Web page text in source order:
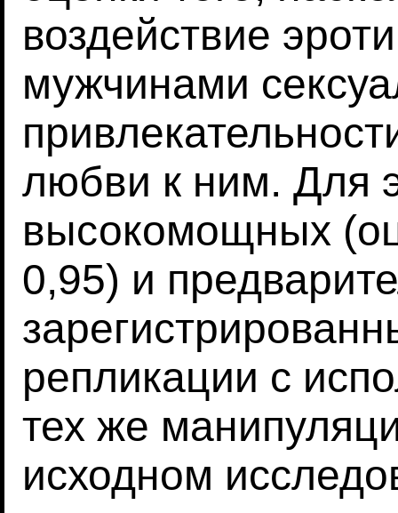
воздействие
мужчинами
любви к ним. Для
высокомощных
0,95) и
репликации с
тех же
исходном